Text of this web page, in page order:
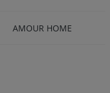
AMOUR HOME